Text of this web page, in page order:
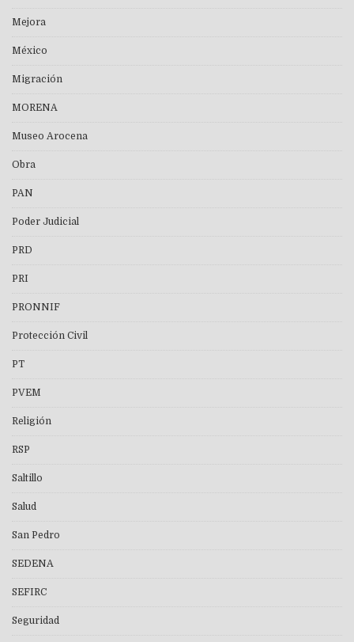
Mejora
México
Migración
MORENA
Museo Arocena
Obra
PAN
Poder Judicial
PRD
PRI
PRONNIF
Protección Civil
PT
PVEM
Religión
RSP
Saltillo
Salud
San Pedro
SEDENA
SEFIRC
Seguridad